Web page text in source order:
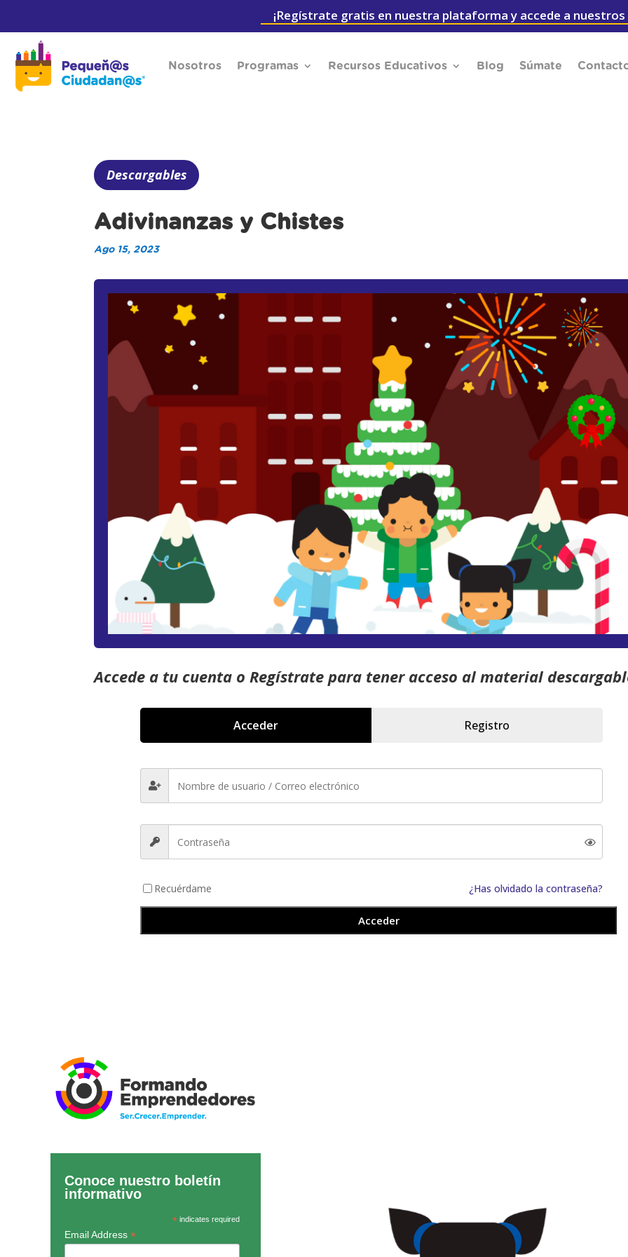
¡Regístrate gratis en nuestra plataforma y accede a nuestros
Nosotros Programas Recursos Educativos Blog Súmate
Descargables
Adivinanzas y Chistes
Ago 15, 2023
Accede a tu cuenta o Regístrate para tener acceso al material
Acceder Registro
Recuérdame ¿Has olvidado la contraseña?
Acceder
Conoce nuestro boletín
informativo
*indicates required
Email Address *